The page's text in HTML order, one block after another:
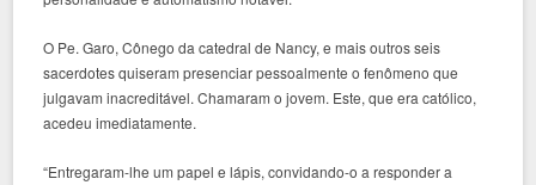
O Pe. Garo, Cônego da catedral de Nancy, e mais outros seis
sacerdotes quiseram presenciar pessoalmente o fenômeno que
julgavam inacreditável. Chamaram o jovem. Este, que era católico,
acedeu imediatamente.
“Entregaram-lhe um papel e lápis, convidando-o a responder a